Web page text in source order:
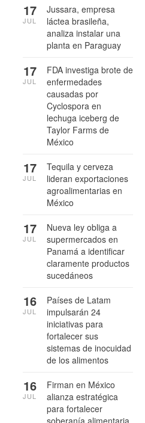
Jussara, empresa
láctea brasileña,
analiza instalar una
planta en Paraguay
17
JUL
FDA investiga brote de
enfermedades
causadas por
Cyclospora en
lechuga iceberg de
Taylor Farms de
México
17
JUL
Tequila y cerveza
lideran exportaciones
agroalimentarias en
México
17
JUL
Nueva ley obliga a
supermercados en
Panamá a identificar
claramente productos
sucedáneos
17
JUL
Países de Latam
impulsarán 24
iniciativas para
fortalecer sus
sistemas de inocuidad
de los alimentos
16
JUL
Firman en México
alianza estratégica
para fortalecer
soberanía alimentaria
16
JUL